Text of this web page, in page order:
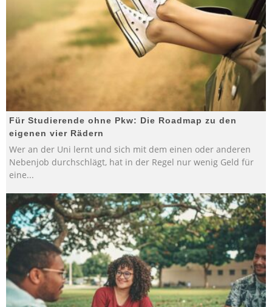
Für Studierende ohne Pkw: Die Roadmap zu den
eigenen vier Rädern
Wer an der Uni lernt und sich mit dem einen oder anderen
Nebenjob durchschlägt, hat in der Regel nur wenig Geld für
eine...